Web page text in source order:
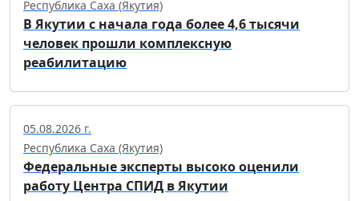
Республика Саха (Якутия)
В Якутии с начала года более 4,6 тысячи
человек прошли комплексную
реабилитацию
05.08.2026 г.
Республика Саха (Якутия)
Федеральные эксперты высоко оценили
работу Центра СПИД в Якутии